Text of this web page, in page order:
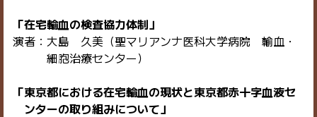
「在宅輸血の検査協力体制」
演者：大島 久美（聖マリアンナ医科大学病院 輸血・
細胞治療センター）
「東京都における在宅輸血の現状と東京都赤十字血液セ
ンターの取り組みについて」